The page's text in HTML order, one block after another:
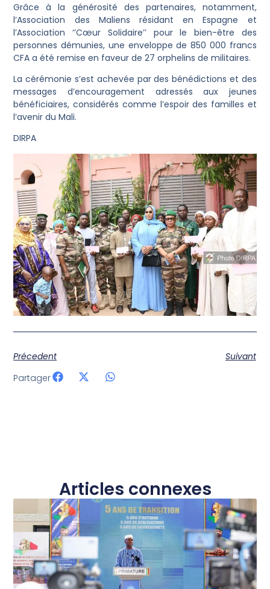
Grâce à la générosité des partenaires, notamment,
l’Association des Maliens résidant en Espagne et
l’Association ‘’Cœur Solidaire’’ pour le bien-être des
personnes démunies, une enveloppe de 850 000 francs
CFA a été remise en faveur de 27 orphelins de militaires.
La cérémonie s’est achevée par des bénédictions et des
messages d’encouragement adressés aux jeunes
bénéficiaires, considérés comme l’espoir des familles et
l’avenir du Mali.
DIRPA
Précedent
Suivant
Partager
Articles connexes